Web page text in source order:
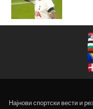
Најнови спортски вести и